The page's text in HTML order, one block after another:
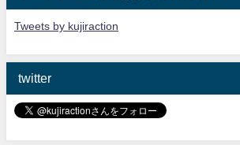
Tweets by kujiraction
twitter